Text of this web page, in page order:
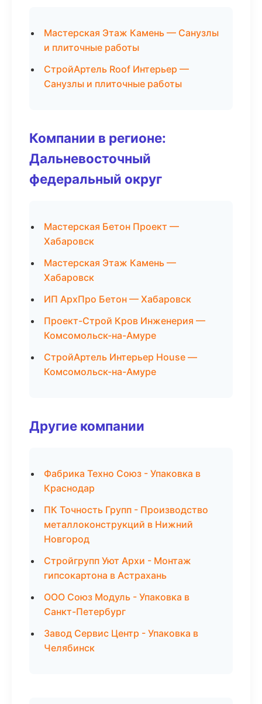
Мастерская Этаж Камень — Санузлы
и плиточные работы
СтройАртель Roof Интерьер —
Санузлы и плиточные работы
Компании в регионе:
Дальневосточный
федеральный округ
Мастерская Бетон Проект —
Хабаровск
Мастерская Этаж Камень —
Хабаровск
ИП АрхПро Бетон — Хабаровск
Проект-Строй Кров Инженерия —
Комсомольск-на-Амуре
СтройАртель Интерьер House —
Комсомольск-на-Амуре
Другие компании
Фабрика Техно Союз - Упаковка в
Краснодар
ПК Точность Групп - Производство
металлоконструкций в Нижний
Новгород
Стройгрупп Уют Архи - Монтаж
гипсокартона в Астрахань
ООО Союз Модуль - Упаковка в
Санкт-Петербург
Завод Сервис Центр - Упаковка в
Челябинск